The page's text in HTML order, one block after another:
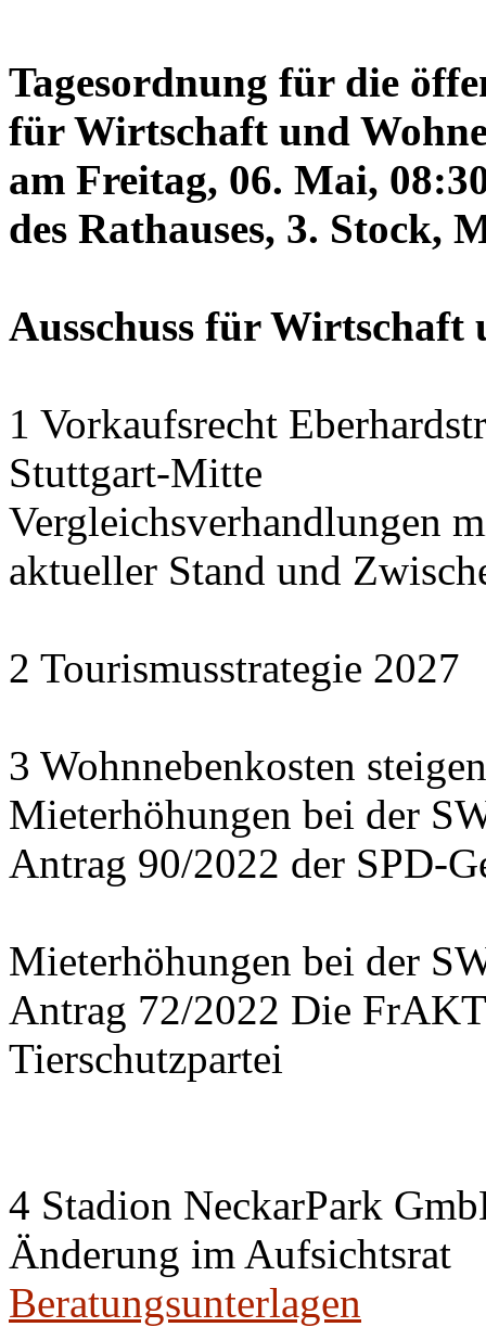
Tagesordnung für die
für Wirtschaft und
am Freitag, 06. Mai,
des Rathauses, 3. Stock,
Ausschuss für Wirtschaft
1 Vorkaufsrecht
Stuttgart-Mitte
Vergleichsverhandlungen
aktueller Stand und
2 Tourismusstrategie 2027
3 Wohnnebenkosten
Mieterhöhungen bei der
Antrag 90/2022 der SPD-
Mieterhöhungen bei der
Antrag 72/2022 Die
Tierschutzpartei
4 Stadion NeckarPark
Änderung im Aufsichtsrat
Beratungsunterlagen